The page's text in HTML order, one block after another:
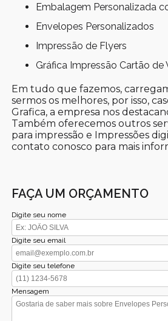
Embalagem Personalizada
Envelopes Personalizados
Impressão de Flyers
Gráfica Impressão Cartão de
Em tudo que fazemos,
sermos os melhores, por isso,
Grafica, a empresa nos
Também oferecemos outros
para impressão e Impressões
contato conosco para mais
FAÇA UM ORÇAMENTO
Digite seu nome
Digite seu email
Digite seu telefone
Mensagem